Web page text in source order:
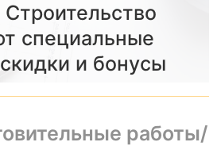
специальные
и бонусы
работы/